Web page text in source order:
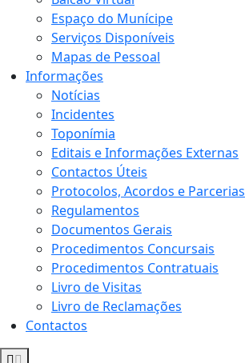
Espaço do Munícipe
Serviços Disponíveis
Mapas de Pessoal
Informações
Notícias
Incidentes
Toponímia
Editais e Informações Externas
Contactos Úteis
Protocolos, Acordos e Parcerias
Regulamentos
Documentos Gerais
Procedimentos Concursais
Procedimentos Contratuais
Livro de Visitas
Livro de Reclamações
Contactos